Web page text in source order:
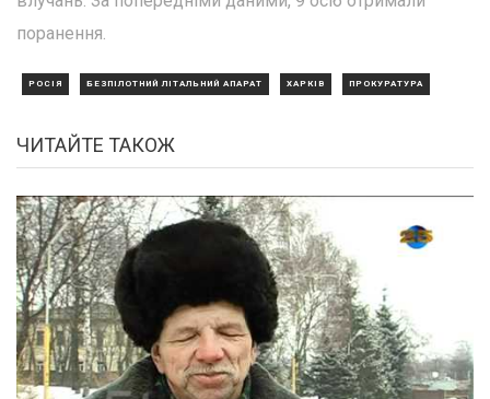
поранення.
РОСІЯ БЕЗПІЛОТНИЙ ЛІТАЛЬНИЙ АПАРАТ ХАРКІВ ПРОКУРАТУРА
ЧИТАЙТЕ ТАКОЖ